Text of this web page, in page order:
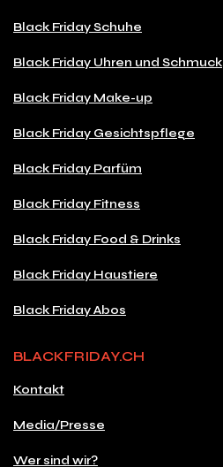
Black Friday Schuhe
Black Friday Uhren und Schmuck
Black Friday Make-up
Black Friday Gesichtspflege
Black Friday Parfüm
Black Friday Fitness
Black Friday Food & Drinks
Black Friday Haustiere
Black Friday Abos
BLACKFRIDAY.CH
Kontakt
Media/Presse
Wer sind wir?